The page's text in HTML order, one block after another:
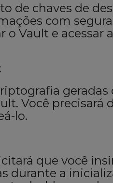
de chaves de
com
o Vault e acessar
Você
lo.
que você
durante a